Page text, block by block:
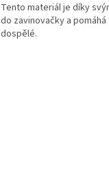
Tento materiál je díky
do zavinovačky a
dospělé.